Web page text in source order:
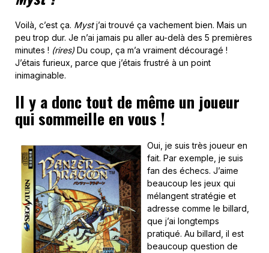
Voilà, c’est ça. Mystj’ai trouvé ça vachement bien. Mais un
peu trop dur. Je n’ai jamais pu aller au-delà des 5 premières
minutes ! (rires) Du coup, ça m’a vraiment découragé !
J’étais furieux, parce que j’étais frustré à un point
inimaginable.
Il y a donc tout de même un joueur
qui sommeille en vous !
Oui, je suis très joueur en
fait. Par exemple, je suis
fan des échecs. J’aime
beaucoup les jeux qui
mélangent stratégie et
adresse comme le billard,
que j’ai longtemps
pratiqué. Au billard, il est
beaucoup question de